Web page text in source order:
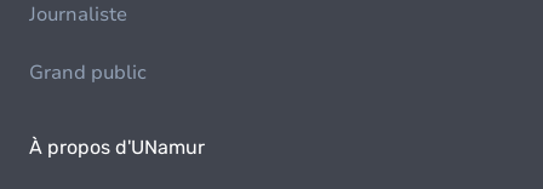
Journaliste
Grand public
À propos d'UNamur